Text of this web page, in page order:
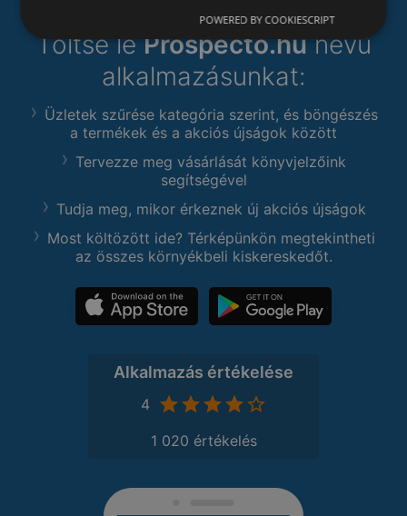
Töltse leProspecto.hunevű
alkalmazásunkat:
Üzletek szűrése kategória szerint, és böngészés
a termékek és a akciós újságok között
Tervezze meg vásárlását könyvjelzőink
segítségével
Tudja meg, mikor érkeznek új akciós újságok
Most költözött ide? Térképünkön megtekintheti
az összes környékbeli kiskereskedőt.
Alkalmazás értékelése
4
1 020 értékelés
POWERED BY COOKIESCRIPT